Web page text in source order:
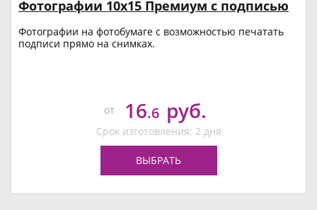
Фотографии 10х15 Премиум с подписью
Фотографии на фотобумаге с возможностью печатать
подписи прямо на снимках.
от 16.6 руб.
Срок изготовления: 2 дня
ВЫБРАТЬ